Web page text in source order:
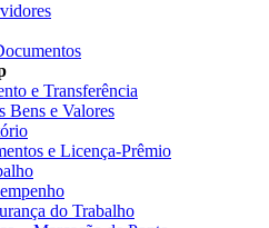
e Transferência
Bens e Valores
e Licença-Prêmio
do Trabalho